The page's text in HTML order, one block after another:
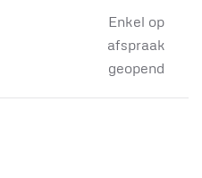
Enkel op
afspraak
geopend